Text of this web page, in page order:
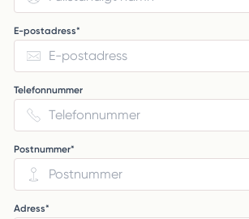
E-postadress*
Telefonnummer
Postnummer*
Adress*